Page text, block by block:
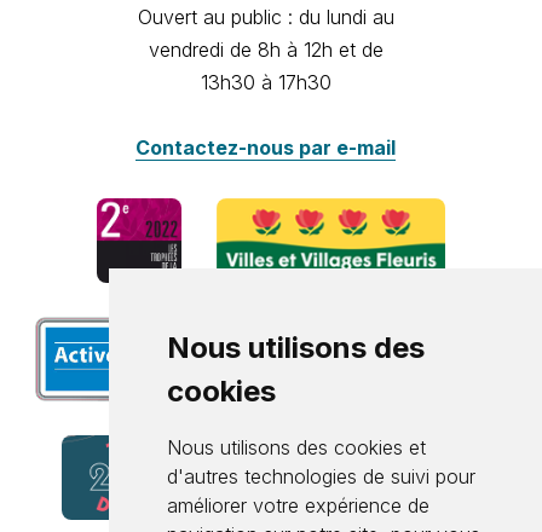
Nous utilisons des
cookies
Nous utilisons des cookies et
d'autres technologies de suivi pour
améliorer votre expérience de
Ouvert au public : du lundi au
vendredi de 8h à 12h et de
13h30 à 17h30
Contactez-nous par e-mail